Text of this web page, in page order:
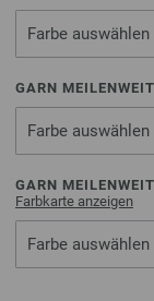
Farbe auswählen
GARN
Farbe auswählen
GARN
Farbkarte anzeigen
Farbe auswählen